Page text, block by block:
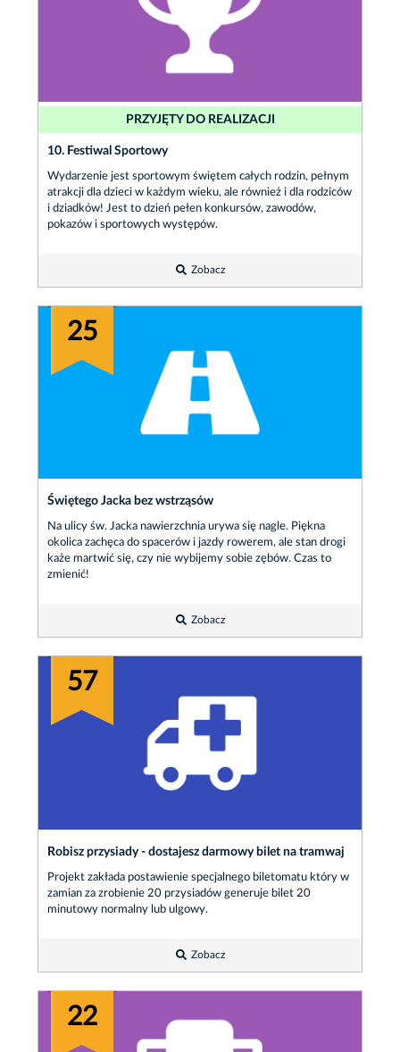
PRZYJĘTY DO REALIZACJI
10. Festiwal Sportowy
Wydarzenie jest sportowym świętem całych rodzin, pełnym
atrakcji dla dzieci w każdym wieku, ale również i dla rodziców
i dziadków! Jest to dzień pełen konkursów, zawodów,
pokazów i sportowych występów.
Zobacz
25
Świętego Jacka bez wstrząsów
Na ulicy św. Jacka nawierzchnia urywa się nagle. Piękna
okolica zachęca do spacerów i jazdy rowerem, ale stan drogi
każe martwić się, czy nie wybijemy sobie zębów. Czas to
zmienić!
Zobacz
57
Robisz przysiady - dostajesz darmowy bilet na tramwaj
Projekt zakłada postawienie specjalnego biletomatu który w
zamian za zrobienie 20 przysiadów generuje bilet 20
minutowy normalny lub ulgowy.
Zobacz
22